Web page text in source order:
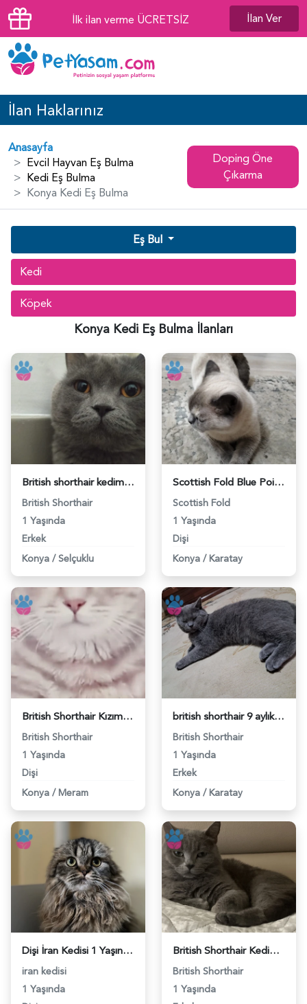
İlk ilan verme ÜCRETSİZ İlan Ver
İlan Haklarınız
Anasayfa
Evcil Hayvan Eş Bulma
Kedi Eş Bulma
Konya Kedi Eş Bulma
Doping Öne
Çıkarma
Eş Bul
Kedi
Köpek
Konya Kedi Eş Bulma İlanları
British shorthair kedime eş arıyorum - 118984606
British Shorthair
1 Yaşında
Erkek
Konya / Selçuklu
Scottish Fold Blue Point Dişi Kedimize Eş Arıyoruz - 118984419
Scottish Fold
1 Yaşında
Dişi
Konya / Karatay
British Shorthair Kızım İlk Annelik Deneyimini Yaşasın - 118984361
British Shorthair
1 Yaşında
Dişi
Konya / Meram
british shorthair 9 aylık erkek eş arıyoruz - 118984347
British Shorthair
1 Yaşında
Erkek
Konya / Karatay
Dişi İran Kedisi 1 Yaşında Eş Arıyor - 118984238
iran kedisi
1 Yaşında
British Shorthair Kedimize eş arıyoruz - 118983985
British Shorthair
1 Yaşında